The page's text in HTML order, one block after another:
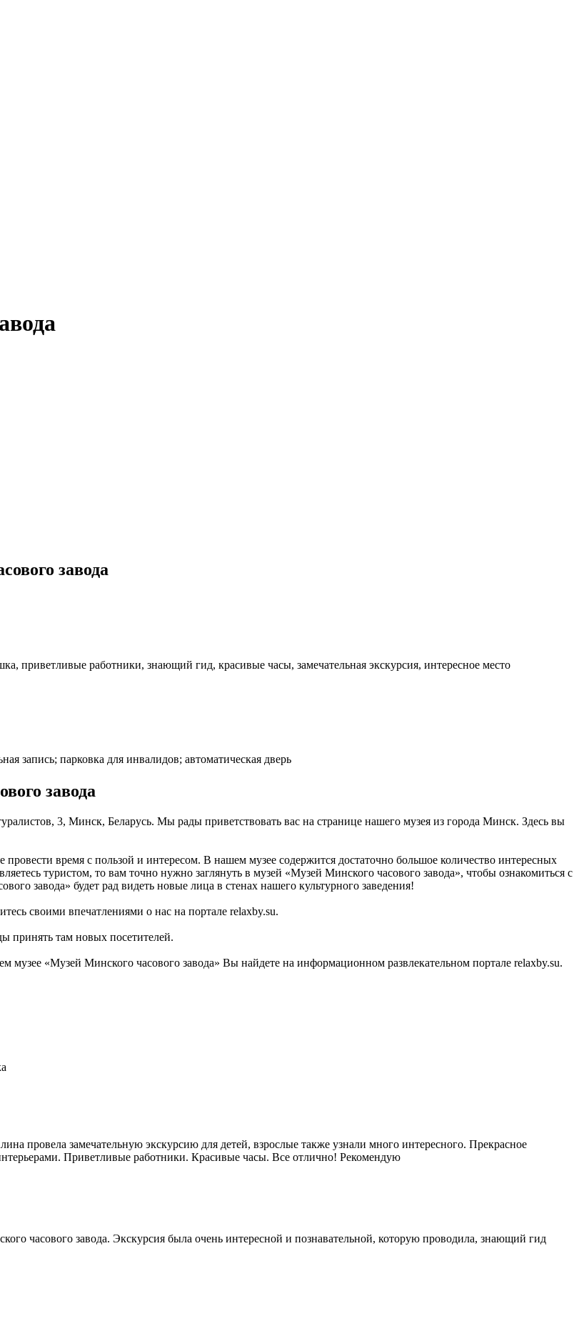
завода
приветливые работники, знающий гид, красивые часы, замечательная экскурсия, интересное место
запись; парковка для инвалидов; автоматическая дверь
завода
3, Минск, Беларусь. Мы рады приветствовать вас на странице нашего музея из города Минск. Здесь вы
время с пользой и интересом. В нашем музее содержится достаточно большое количество интересных
туристом, то вам точно нужно заглянуть в музей «Музей Минского часового завода», чтобы ознакомиться с
завода» будет рад видеть новые лица в стенах нашего культурного заведения!
своими впечатлениями о нас на портале relaxby.su.
принять там новых посетителей.
«Музей Минского часового завода» Вы найдете на информационном развлекательном портале relaxby.su.
провела замечательную экскурсию для детей, взрослые также узнали много интересного. Прекрасное
Приветливые работники. Красивые часы. Все отлично! Рекомендую
часового завода. Экскурсия была очень интересной и познавательной, которую проводила, знающий гид